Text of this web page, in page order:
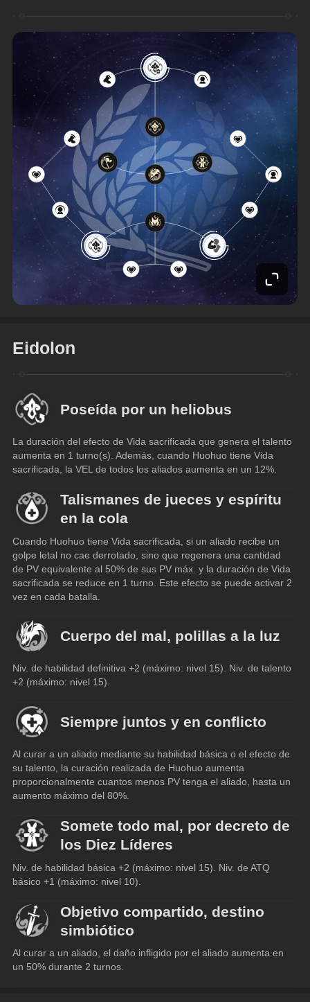
Eidolon
Poseída por un heliobus
La duración del efecto de Vida sacrificada que genera el talento
aumenta en 1 turno(s). Además, cuando Huohuo tiene Vida
sacrificada, la VEL de todos los aliados aumenta en un 12%.
Talismanes de jueces y espíritu
en la cola
Cuando Huohuo tiene Vida sacrificada, si un aliado recibe un
golpe letal no cae derrotado, sino que regenera una cantidad
de PV equivalente al 50% de sus PV máx. y la duración de Vida
sacrificada se reduce en 1 turno. Este efecto se puede activar 2
vez en cada batalla.
Cuerpo del mal, polillas a la luz
Niv. de habilidad definitiva +2 (máximo: nivel 15). Niv. de talento
+2 (máximo: nivel 15).
Siempre juntos y en conflicto
Al curar a un aliado mediante su habilidad básica o el efecto de
su talento, la curación realizada de Huohuo aumenta
proporcionalmente cuantos menos PV tenga el aliado, hasta un
aumento máximo del 80%.
Somete todo mal, por decreto de
los Diez Líderes
Niv. de habilidad básica +2 (máximo: nivel 15). Niv. de ATQ
básico +1 (máximo: nivel 10).
Objetivo compartido, destino
simbiótico
Al curar a un aliado, el daño infligido por el aliado aumenta en
un 50% durante 2 turnos.